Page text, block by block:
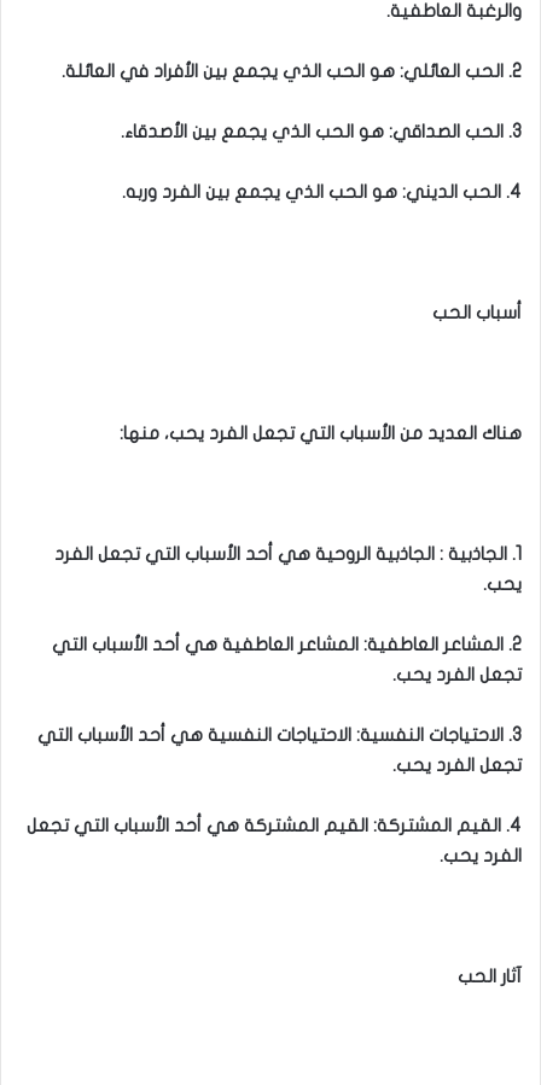
والرغبة العاطفية.
2. الحب العائلي: هو الحب الذي يجمع بين الأفراد في العائلة.
3. الحب الصداقي: هو الحب الذي يجمع بين الأصدقاء.
4. الحب الديني: هو الحب الذي يجمع بين الفرد وربه.
أسباب الحب
هناك العديد من الأسباب التي تجعل الفرد يحب، منها:
1. الجاذبية : الجاذبية الروحية هي أحد الأسباب التي تجعل الفرد
يحب.
2. المشاعر العاطفية: المشاعر العاطفية هي أحد الأسباب التي
تجعل الفرد يحب.
3. الاحتياجات النفسية: الاحتياجات النفسية هي أحد الأسباب التي
تجعل الفرد يحب.
4. القيم المشتركة: القيم المشتركة هي أحد الأسباب التي تجعل
الفرد يحب.
آثار الحب